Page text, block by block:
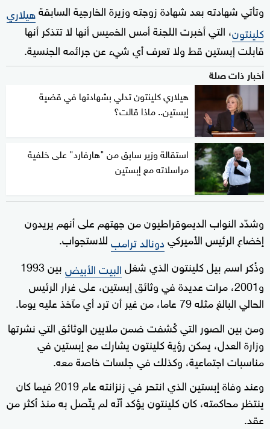
وتأتي شهادته بعد شهادة زوجته وزيرة الخارجية السابقةهيلاري
كلينتون، التي أخبرت اللجنة أمس الخميس أنها لا تتذكر أنها
‌قابلت إبستين قط ولا تعرف أي شيء عن جرائمه الجنسية.
أخبار ذات صلة
هيلاري كلينتون تدلي بشهادتها في قضية
إبستين.. ماذا قالت؟
استقالة وزير سابق من "هارفارد" على خلفية
مراسلاته مع إبستين
وشدّد النواب الديموقراطيون من جهتهم على أنهم يريدون
إخضاع الرئيس الأميركيدونالد ترامبللاستجواب.
وذُكر اسم بيل كلينتون الذي شغلالبيت الأبيض
بين 1993
و2001، مرات عديدة في وثائق إبستين، على غرار الرئيس
الحالي البالغ مثله 79 عاما، من غير أن ترد أي مآخذ عليه يوما.
ومن بين الصور التي كُشفت ضمن ملايين الوثائق التي نشرتها
وزارة العدل، يمكن رؤية كلينتون يشارك مع إبستين في
مناسبات اجتماعية، وكذلك في جلسات خاصة معه.
وعند وفاة إبستين الذي انتحر في زنزانته عام 2019 فيما كان
ينتظر محاكمته، كان كلينتون يؤكد أنّه لم يتّصل به منذ أكثر من
عقد.